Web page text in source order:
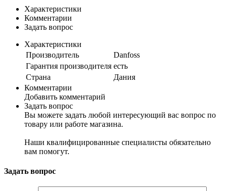
Характеристики
Комментарии
Задать вопрос
Характеристики
Производитель
Danfoss
Гарантия производителя есть
Страна
Дания
Комментарии
Добавить комментарий
Задать вопрос
Вы можете задать любой интересующий вас вопрос по
товару или работе магазина.
Наши квалифицированные специалисты обязательно
вам помогут.
Задать вопрос